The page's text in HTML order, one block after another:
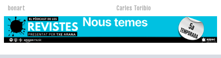
bonart Carles Toribio